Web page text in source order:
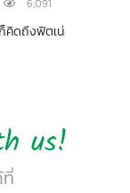
6,091
คิดถึงฟิตเน่
us!